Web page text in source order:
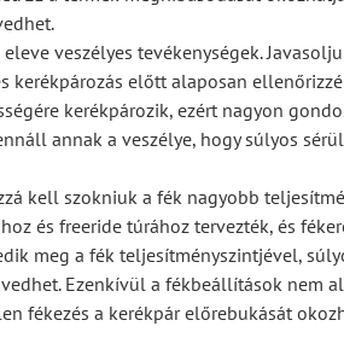
veszélyes tevékenységek.
kerékpározás előtt alaposan
kerékpározik, ezért nagyon
annak a veszélye, hogy súlyos
kell szokniuk a fék nagyobb
és freeride túrához tervezték, és
meg a fék teljesítményszintjével,
Ezenkívül a fékbeállítások nem
fékezés a kerékpár előrebukását